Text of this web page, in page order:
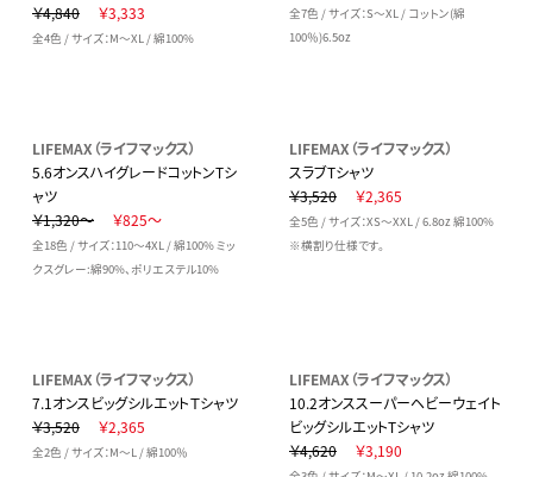
￥4,840
￥3,333
全4色 / サイズ：M～XL / 綿100%
全7色 / サイズ：S～XL / コットン(綿
100％)6.5oz
LIFEMAX（ライフマックス）
5.6オンスハイグレードコットンTシ
ャツ
￥1,320～
￥825～
全18色 / サイズ：110～4XL / 綿100% ミッ
クスグレー:綿90%、ポリエステル10%
LIFEMAX（ライフマックス）
スラブTシャツ
￥3,520
￥2,365
全5色 / サイズ：XS～XXL / 6.8oz 綿100%
※横割り仕様です。
LIFEMAX（ライフマックス）
7.1オンスビッグシルエットＴシャツ
￥3,520
￥2,365
全2色 / サイズ：M～L / 綿100％
LIFEMAX（ライフマックス）
10.2オンススーパーヘビーウェイト
ビッグシルエットTシャツ
￥4,620
￥3,190